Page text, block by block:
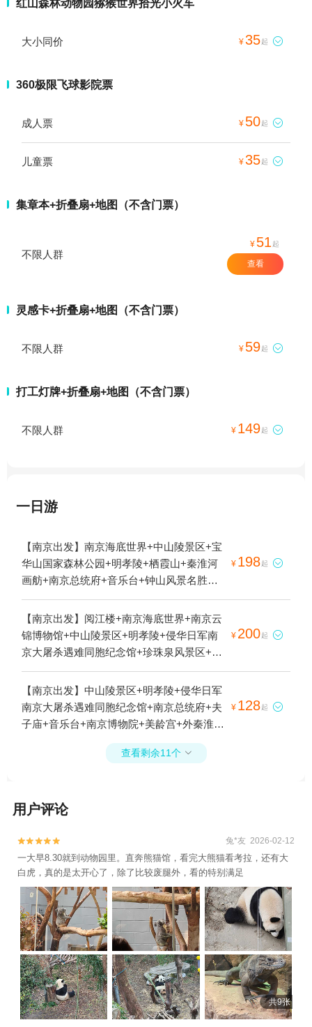
红山森林动物园猕猴世界拾光小火车
大小同价 ¥35起 
360极限飞球影院票
成人票 ¥ 50起 
儿童票 ¥35起 
集章本+折叠扇+地图（不含门票）
不限人群
¥ 51 起
查看
灵感卡+折叠扇+地图（不含门票）
不限人群 ¥ 59起 
打工灯牌+折叠扇+地图（不含门票）
不限人群 ¥ 149起 
一日游
【南京出发】南京海底世界+中山陵景区+宝
华山国家森林公园+明孝陵+栖霞山+秦淮河
画舫+南京总统府+音乐台+钟山风景名胜区
+美龄宫+太平天国历史博物馆(瞻园)+红山森
林动物园+牛首山文化旅游区+大报恩寺遗址
景区+夫子庙秦淮风光带+江苏园博园+华昌
龙谷奇幻新大陆+汤山竹野丛林ATV越野野骑
¥ 198起 
【南京出发】阅江楼+南京海底世界+南京云
锦博物馆+中山陵景区+明孝陵+侵华日军南
京大屠杀遇难同胞纪念馆+珍珠泉风景区+阳
山碑材+雨花台+栖霞山+梅园新村纪念馆+云
山+秦淮河画舫+南京总统府+鸡鸣寺+南京长
江大桥+夫子庙+音乐台+高淳老街+莫愁湖景
区+金牛湖风景区+南京博物院+南京中山植
公园-情侣园+南京石头城+雨花石博物馆+钟
乐水世界+南京植物博览园+南京科技馆+汤
山圣泉温泉+汤山紫清湖旅游区+平山森林公
园+红山森林动物园+南京冠军溜冰场+南京
汤山海润温泉度假山庄+浦口珍珠泉野生动物
生态园+雨花台烈士陵园+汤山古溶洞+牛首
山文化旅游区+南京玄武湖游船+汤山翠谷现
代农业示范园+南京光阳大舞台+高淳国际慢
城+南京汤山勐拉温泉+高淳非遗展示馆+新
四军驻高淳办事处旧址+高淳国际慢城建峰农
家乐+高淳国际慢城长春农家+高淳国际慢城
长青农家乐+南京汤山温泉宾馆+南京保利大
剧院+南京大行宫会堂+南京人民大会堂+南
京奥体中心+工人汤山温泉+桃花岛风景区
+南京乐天世界+大报恩寺遗址景区+奔跑拓
¥ 200起 
【南京出发】中山陵景区+明孝陵+侵华日军
南京大屠杀遇难同胞纪念馆+南京总统府+夫
子庙+音乐台+南京博物院+美龄宫+外秦淮河
游船+红山森林动物园+牛首山文化旅游区
+大报恩寺遗址景区+南京长江传奇系列游轮1
¥ 128起 
查看剩余11个 
用户评论

 兔*友 2026-02-12
一大早8.30就到动物园里。直奔熊猫馆，看完大熊猫看考拉，还有大
白虎，真的是太开心了，除了比较废腿外，看的特别满足
共9张